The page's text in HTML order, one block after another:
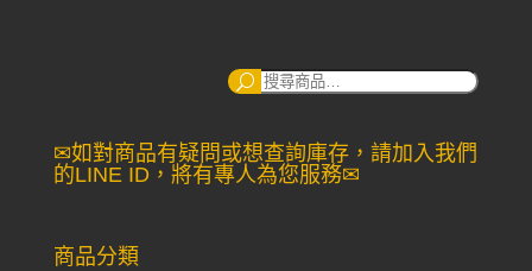
搜
✉如對商品有疑問或想查詢庫存，請加入我們
的LINE ID，將有專人為您服務✉
商品分類